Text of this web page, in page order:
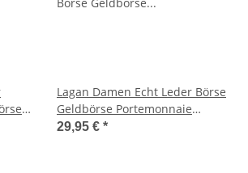
Lagan Damen Echt Leder Börse
Geldbörse Portemonnaie
Geldbeutel Brieftasche Braun
29,95 € *